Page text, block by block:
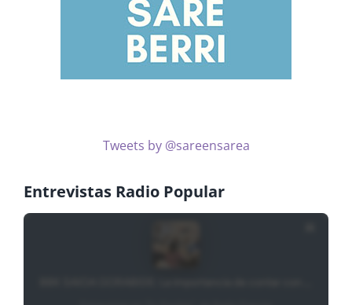
Tweets by @sareensarea
Entrevistas Radio Popular